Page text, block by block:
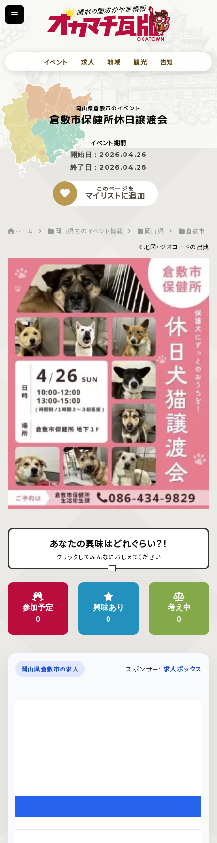
イベント 求人 地域 観光 告知
岡山県倉敷市のイベント
倉敷市保健所休日譲渡会
イベント期間
開始日：2026.04.26
終了日：2026.04.26
このページを
マイリストに追加
ホーム 岡山県内のイベント情報 岡山県
倉敷市
※地図・ジオコードの出典
あなたの興味はどれぐらい？！
クリックしてみんなにおしえてください
参加予定
0
興味あり
0
考え中
0
岡山県倉敷市の求人 スポンサー: 求人ボックス